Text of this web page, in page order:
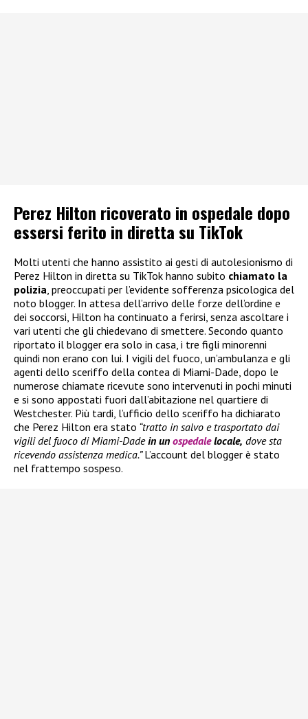
Perez Hilton ricoverato in ospedale dopo
essersi ferito in diretta su TikTok
Molti utenti che hanno assistito ai gesti di autolesionismo di
Perez Hilton in diretta su TikTok hanno subito chiamato la
polizia, preoccupati per l’evidente sofferenza psicologica del
noto blogger. In attesa dell’arrivo delle forze dell’ordine e
dei soccorsi, Hilton ha continuato a ferirsi, senza ascoltare i
vari utenti che gli chiedevano di smettere. Secondo quanto
riportato il blogger era solo in casa, i tre figli minorenni
quindi non erano con lui. I vigili del fuoco, un’ambulanza e gli
agenti dello sceriffo della contea di Miami-Dade, dopo le
numerose chiamate ricevute sono intervenuti in pochi minuti
e si sono appostati fuori dall’abitazione nel quartiere di
Westchester. Più tardi, l’ufficio dello sceriffo ha dichiarato
che Perez Hilton era stato “tratto in salvo e trasportato dai
vigili del fuoco di Miami-Dadein un ospedalelocale, dove sta
ricevendo assistenza medica.”L’account del blogger è stato
nel frattempo sospeso.